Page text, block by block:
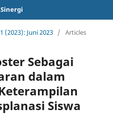
(2023): Juni 2023 / Articles
Sebagai
dalam
Siswa